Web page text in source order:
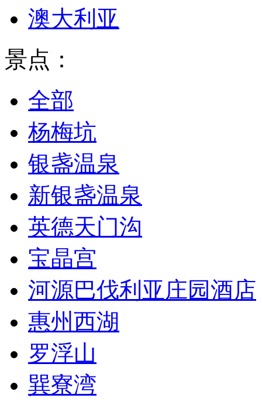
澳大利亚
景点：
全部
杨梅坑
银盏温泉
新银盏温泉
英德天门沟
宝晶宫
河源巴伐利亚庄园酒店
惠州西湖
罗浮山
巽寮湾